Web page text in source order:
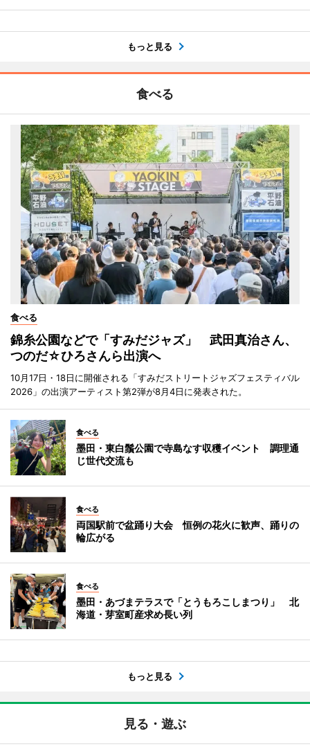
もっと見る
食べる
食べる
錦糸公園などで「すみだジャズ」 武田真治さん、
つのだ☆ひろさんら出演へ
10月17日・18日に開催される「すみだストリートジャズフェスティバル
2026」の出演アーティスト第2弾が8月4日に発表された。
食べる
墨田・東白鬚公園で寺島なす収穫イベント 調理通
じ世代交流も
食べる
両国駅前で盆踊り大会 恒例の花火に歓声、踊りの
輪広がる
食べる
墨田・あづまテラスで「とうもろこしまつり」 北
海道・芽室町産求め長い列
もっと見る
見る・遊ぶ